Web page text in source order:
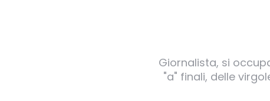
Giornalista, si
"a" finali, delle